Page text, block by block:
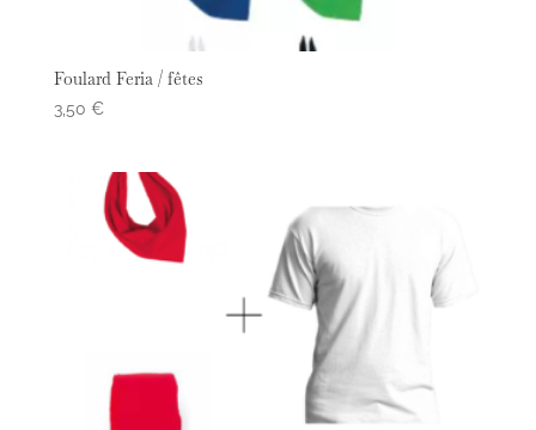
Foulard Feria / fêtes
3,50 €